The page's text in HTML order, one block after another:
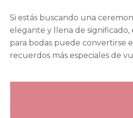
Si estás buscando una
elegante y llena de significado,
para bodas puede convertirse
recuerdos más especiales de
Navegación
Vestidos de novia dos piezas:
Vestidos de novia a medida en